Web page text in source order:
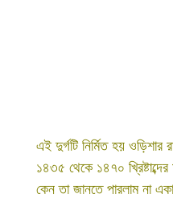
এই দুর্গটি নির্মিত হয় ওড়িশার
১৪৩৫ থেকে ১৪৭০
কেন তা জানতে পারলাম না